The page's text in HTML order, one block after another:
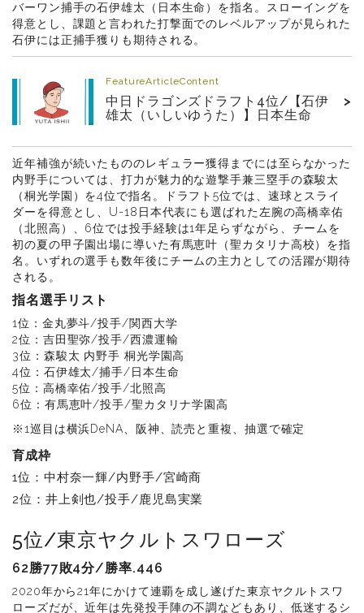
バーワン捕手の石伊雄太（日本生命）を指名。スローイングを
得意とし、課題と言われた打撃面でのレベルアップが見られた
石伊には正捕手獲りも期待される。
FeatureArticleContent
中日ドラゴンズドラフト4位/【石伊
雄太（いしいゆうた）】日本生命
>
近年補強が続いたもののレギュラー獲得までには至らなかった
内野手については、打力が魅力的な遊撃手兼三塁手の森駿太
（桐光学園）を4位で指名。ドラフト5位では、速球とスライ
ダーを得意とし、U-18日本代表にも選ばれた左腕の高橋幸佑
（北照高）、6位では投手経験は1年足らずながら、チームを
初の夏の甲子園出場に導いた有馬恵叶（聖カタリナ高校）を指
名。いずれの選手も数年後にチームの主力としての活躍が期待
される。
指名選手リスト
1位：金丸夢斗/投手/関西大学
2位：吉田聖弥/投手/西濃運輸
3位：森駿太 内野手 桐光学園高
4位：石伊雄太/捕手/日本生命
5位：高橋幸佑/投手/北照高
6位：有馬恵叶/投手/聖カタリナ学園高
※1巡目は横浜DeNA、阪神、読売と重複、抽選で確定
育成枠
1位：中村奈一輝/内野手/宮崎商
2位：井上剣也/投手/鹿児島実業
5位/東京ヤクルトスワローズ
62勝77敗4分/勝率.446
2020年から21年にかけて連覇を成し遂げた東京ヤクルトスワ
ローズだが、近年は先発投手陣の不調などもあり、低迷するシ